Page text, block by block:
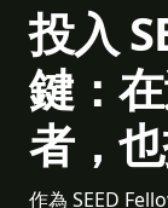
投入
鍵：
者，
作為 SEED